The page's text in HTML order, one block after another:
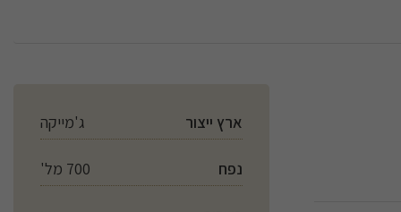
ארץ ייצור ג'מייקה
נפח 700 מל'